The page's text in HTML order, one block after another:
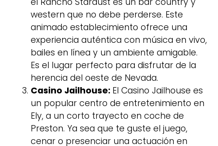
western que no debe perderse. Este
animado establecimiento ofrece una
experiencia auténtica con música en vivo,
bailes en línea y un ambiente amigable.
Es el lugar perfecto para disfrutar de la
herencia del oeste de Nevada.
Casino Jailhouse: El Casino Jailhouse es
un popular centro de entretenimiento en
Ely, a un corto trayecto en coche de
Preston. Ya sea que te guste el juego,
cenar o presenciar una actuación en